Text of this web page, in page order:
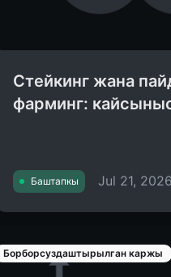
Стейкинг жана
фарминг:
Баштапкы Jul 21, 2026
Борборсуздаштырылган каржы